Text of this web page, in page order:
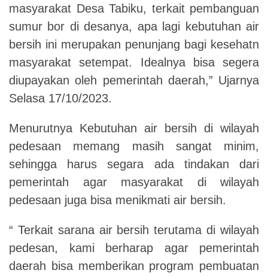
masyarakat Desa Tabiku, terkait pembanguan
sumur bor di desanya, apa lagi kebutuhan air
bersih ini merupakan penunjang bagi kesehatn
masyarakat setempat. Idealnya bisa segera
diupayakan oleh pemerintah daerah,” Ujarnya
Selasa 17/10/2023.
Menurutnya Kebutuhan air bersih di wilayah
pedesaan memang masih sangat minim,
sehingga harus segara ada tindakan dari
pemerintah agar masyarakat di wilayah
pedesaan juga bisa menikmati air bersih.
“ Terkait sarana air bersih terutama di wilayah
pedesan, kami berharap agar pemerintah
daerah bisa memberikan program pembuatan